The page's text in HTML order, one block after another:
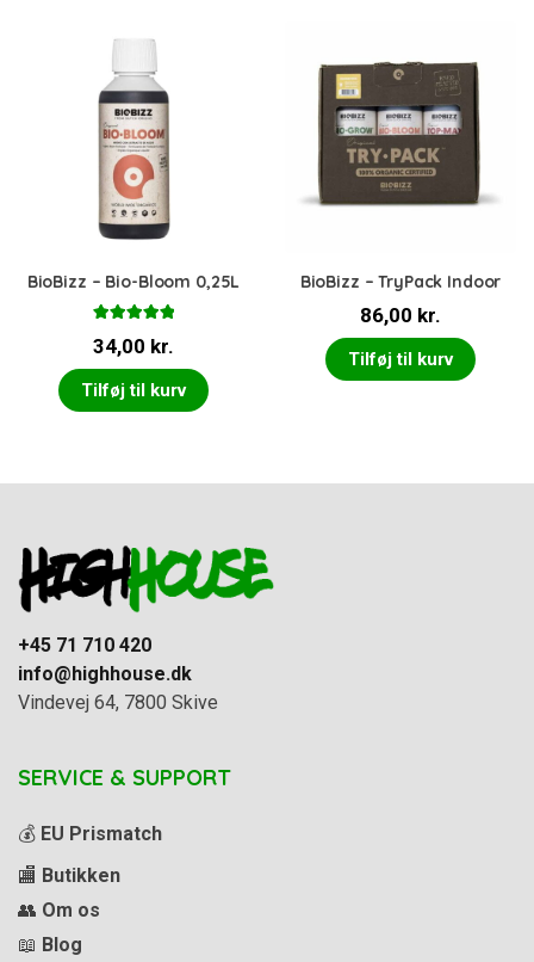
BioBizz – Bio-Bloom 0,25L
5.00ud af 5
34,00 kr.
Tilføj til kurv
BioBizz – TryPack Indoor
86,00 kr.
Tilføj til kurv
+45 71 710 420
info@highhouse.dk
Vindevej 64, 7800 Skive
SERVICE & SUPPORT
💰 EU Prismatch
🏬 Butikken
👥 Om os
📖 Blog